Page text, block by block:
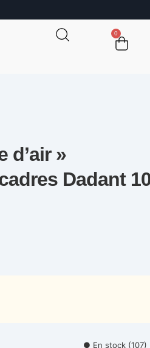
0
d’air »
Dadant
● En stock (107)